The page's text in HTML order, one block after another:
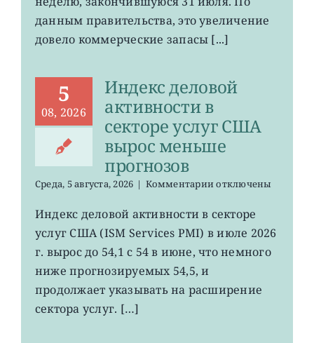
данным правительства, это увеличение
довело коммерческие запасы [...]
5
08, 2026
Индекс деловой
активности в
секторе услуг США
вырос меньше
прогнозов
Среда, 5 августа, 2026 | Комментариик
Индекс
деловой
активности
в
США
отключены
Индекс деловой активности в секторе
услуг США (ISM Services PMI) в июле 2026
г. вырос до 54,1 с 54 в июне, что немного
ниже прогнозируемых 54,5, и
продолжает указывать на расширение
сектора услуг. […]